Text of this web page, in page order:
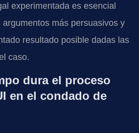
experimentada es esencial
más persuasivos y
resultado posible dadas las
caso.
dura el proceso
en el condado de